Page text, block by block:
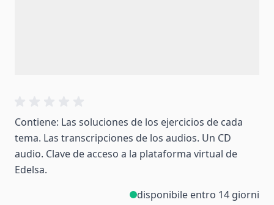
Contiene: Las soluciones de los ejercicios de cada
tema. Las transcripciones de los audios. Un CD
audio. Clave de acceso a la plataforma virtual de
Edelsa.
disponibile entro 14 giorni